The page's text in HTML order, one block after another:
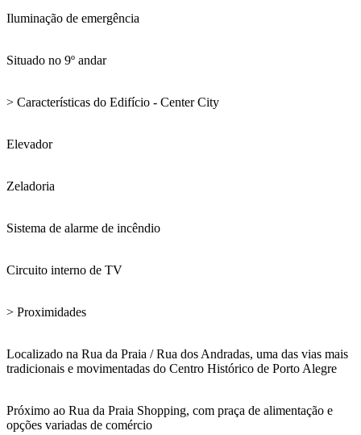
Iluminação de emergência
Situado no 9º andar
> Características do Edifício - Center City
Elevador
Zeladoria
Sistema de alarme de incêndio
Circuito interno de TV
> Proximidades
Localizado na Rua da Praia / Rua dos Andradas, uma das vias mais
tradicionais e movimentadas do Centro Histórico de Porto Alegre
Próximo ao Rua da Praia Shopping, com praça de alimentação e
opções variadas de comércio